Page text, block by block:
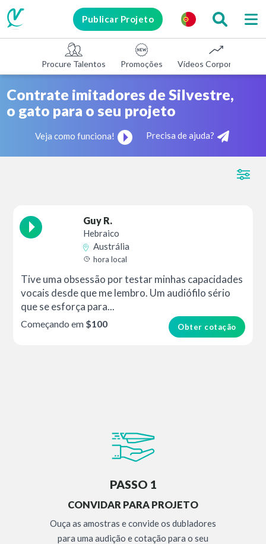
Publicar Projeto
Procure Talentos Promoções Vídeos Corporativos
Contrate imitadores de Silvestre,
o gato para o seu projeto
Veja como funciona! Precisa de ajuda?
Guy R.
Hebraico
Austrália
hora local
Tive uma obsessão por testar minhas capacidades
vocais desde que me lembro. Um audiófilo sério
que se esforça para...
Obter cotação
Começando em $100
PASSO 1
CONVIDAR PARA PROJETO
Ouça as amostras e convide os dubladores
para uma audição e cotação para o seu